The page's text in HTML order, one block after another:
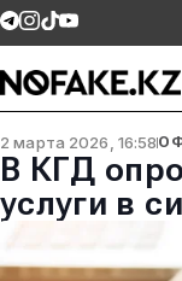
2 марта 2026, 16:58
В КГД
услуги в